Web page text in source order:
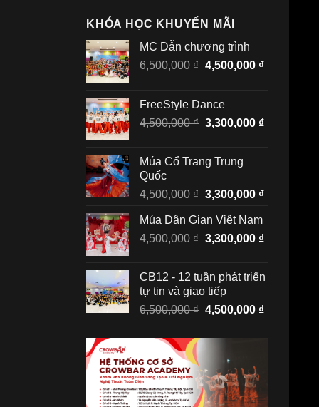
KHÓA HỌC KHUYẾN MÃI
MC Dẫn chương trình
6,500,000₫ Giá
6,500,000 ₫.
4,500,000 ₫Giá
4,500,000
FreeStyle Dance
4,500,000₫ Giá
4,500,000 ₫.
3,300,000 ₫Giá
Múa Cổ Trang Trung
Quốc
4,500,000₫ Giá
là:
4,500,000 ₫.
3,300,000 ₫Giá
là:
Múa Dân Gian Việt Nam
4,500,000₫ Giá
4,500,000 ₫.
3,300,000 ₫Giá
là:
CB12 - 12 tuần phát triển
tự tin và giao tiếp
6,500,000₫ Giá
là:
4,500,000 ₫Giá